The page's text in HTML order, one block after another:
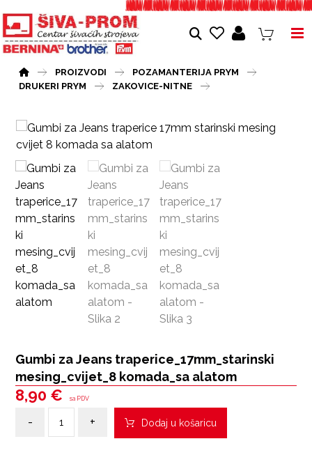
PROIZVODI
POZAMANTERIJA PRYM
DRUKERI PRYM
ZAKOVICE-NITNE
Gumbi za Jeans traperice_17mm_starinski
mesing_cvijet_8 komada_sa alatom
8,90 € sa PDV
- + Dodaj u košaricu